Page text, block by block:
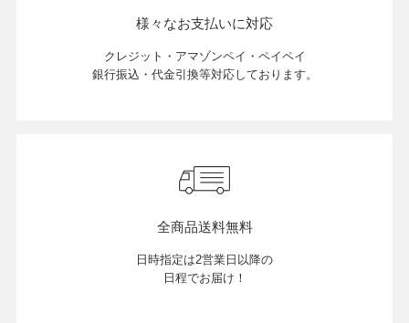
様々なお支払いに対応
クレジット・アマゾンペイ・ペイペイ
銀行振込・代金引換等対応しております。
全商品送料無料
日時指定は2営業日以降の
日程でお届け！